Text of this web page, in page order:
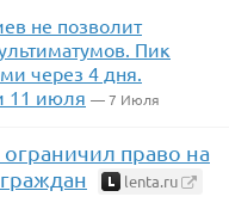
не позволит
Пик
через 4 дня.
11 июля — 7 Июля
право на
lenta.ru